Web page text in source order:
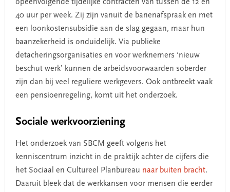
opeenvolgende tijdelijke contracten van tussen de 12 en
40 uur per week. Zij zijn vanuit de banenafspraak en met
een loonkostensubsidie aan de slag gegaan, maar hun
baanzekerheid is onduidelijk. Via publieke
detacheringsorganisaties en voor werknemers ‘nieuw
beschut werk’ kunnen de arbeidsvoorwaarden soberder
zijn dan bij veel reguliere werkgevers. Ook ontbreekt vaak
een pensioenregeling, komt uit het onderzoek.
Sociale werkvoorziening
Het onderzoek van SBCM geeft volgens het
kenniscentrum inzicht in de praktijk achter de cijfers die
het Sociaal en Cultureel Planbureau naar buiten bracht.
Daaruit bleek dat de werkkansen voor mensen die eerder